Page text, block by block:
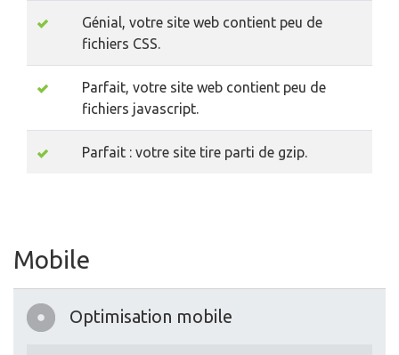
Génial, votre site web contient peu de
fichiers CSS.
Parfait, votre site web contient peu de
fichiers javascript.
Parfait : votre site tire parti de gzip.
Mobile
Optimisation mobile